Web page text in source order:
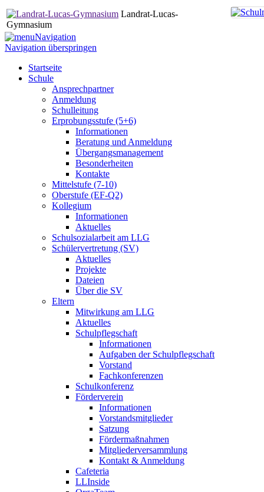
Landrat-Lucas-
Gymnasium
Navigation
Navigation überspringen
Startseite
Schule
Ansprechpartner
Anmeldung
Schulleitung
Erprobungsstufe (5+6)
Informationen
Beratung und Anmeldung
Übergangsmanagement
Besonderheiten
Kontakte
Mittelstufe (7-10)
Oberstufe (EF-Q2)
Kollegium
Informationen
Aktuelles
Schulsozialarbeit am LLG
Schülervertretung (SV)
Aktuelles
Projekte
Dateien
Über die SV
Eltern
Mitwirkung am LLG
Aktuelles
Schulpflegschaft
Informationen
Aufgaben der Schulpflegschaft
Vorstand
Fachkonferenzen
Schulkonferenz
Förderverein
Informationen
Vorstandsmitglieder
Satzung
Fördermaßnahmen
Mitgliederversammlung
Kontakt & Anmeldung
Cafeteria
LLInside